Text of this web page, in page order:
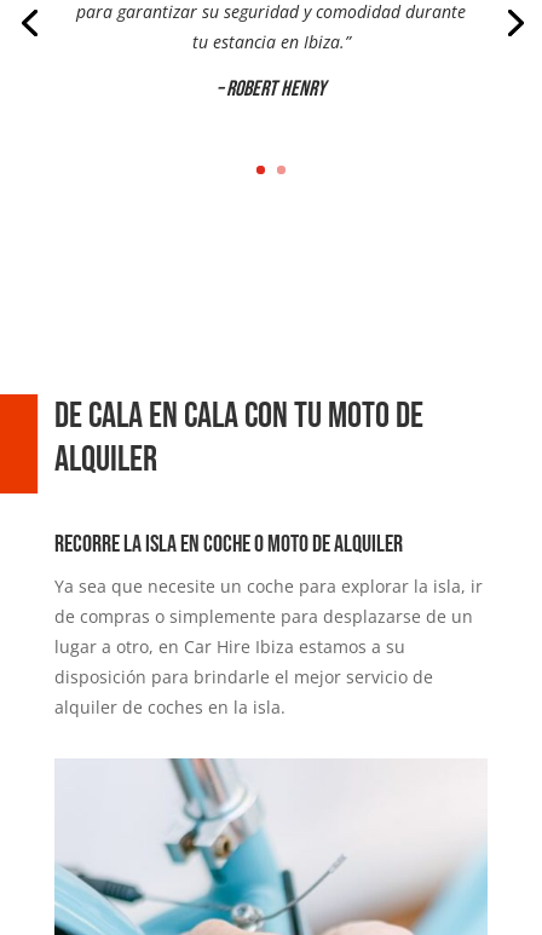
para garantizar su seguridad y comodidad durante
tu estancia en Ibiza.”
– Robert Henry
De cala en cala con tu moto de
alquiler
Recorre la isla en coche o moto de alquiler
Ya sea que necesite un coche para explorar la isla, ir
de compras o simplemente para desplazarse de un
lugar a otro, en Car Hire Ibiza estamos a su
disposición para brindarle el mejor servicio de
alquiler de coches en la isla.